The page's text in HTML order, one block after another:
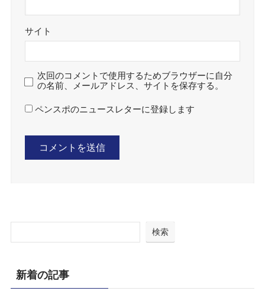
サイト
次回のコメントで使用するためブラウザーに自分
の名前、メールアドレス、サイトを保存する。
ペンスポのニュースレターに登録します
検索
新着の記事